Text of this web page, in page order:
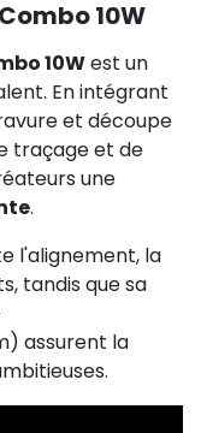
10W
10West un
En intégrant
et découpe
traçage et de
une
.
l'alignement, la
tandis que sa
assurent la